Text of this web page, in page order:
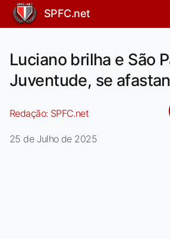
SPFC.net
Luciano brilha e São
Juventude, se
Redação: SPFC.net
25 de Julho de 2025